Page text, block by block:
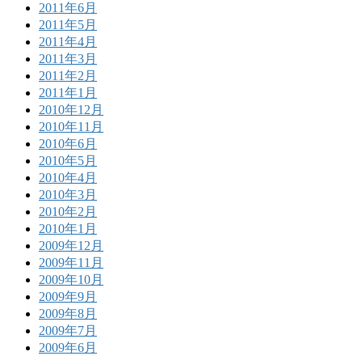
2011年6月
2011年5月
2011年4月
2011年3月
2011年2月
2011年1月
2010年12月
2010年11月
2010年6月
2010年5月
2010年4月
2010年3月
2010年2月
2010年1月
2009年12月
2009年11月
2009年10月
2009年9月
2009年8月
2009年7月
2009年6月